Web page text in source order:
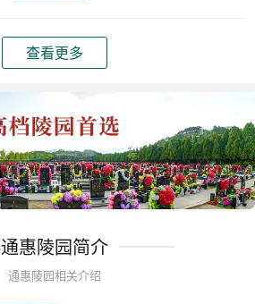
查看更多
通惠陵园简介
通惠陵园相关介绍